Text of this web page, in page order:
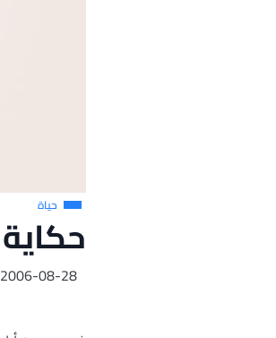
حياة
2006-08-28